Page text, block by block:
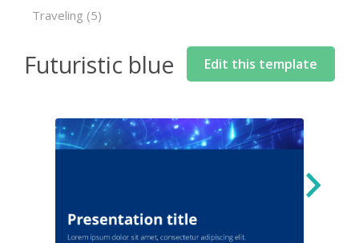
Traveling (5)
Futuristic blue Edit this template